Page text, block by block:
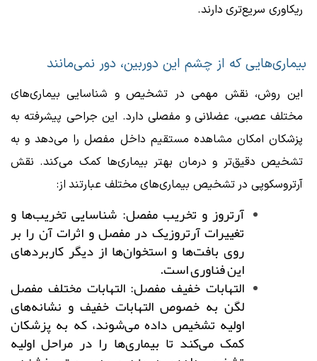
ریکاوری سریع‌تری دارند.
بیماری‌هایی که از چشم این دوربین، دور نمی‌مانند
این روش، نقش مهمی در تشخیص و شناسایی بیماری‌های
مختلف عصبی، عضلانی و مفصلی دارد. این جراحی پیشرفته به
پزشکان امکان مشاهده مستقیم داخل مفصل را می‌دهد و به
تشخیص دقیق‌تر و درمان بهتر بیماری‌ها کمک می‌کند. نقش
آرتروسکوپی در تشخیص بیماری‌های مختلف عبارتند از:
آرتروز و تخریب مفصل: شناسایی تخریب‌ها و
تغییرات آرتروزیک در مفصل و اثرات آن را بر
روی بافت‌ها و استخوان‌ها از دیگر کاربردهای
این فناوری است.
التهابات خفیف مفصل: التهابات مختلف مفصل
لگن به خصوص التهابات خفیف و نشانه‌های
اولیه تشخیص داده می‌شوند، که به پزشکان
کمک می‌کند تا بیماری‌ها را در مراحل اولیه